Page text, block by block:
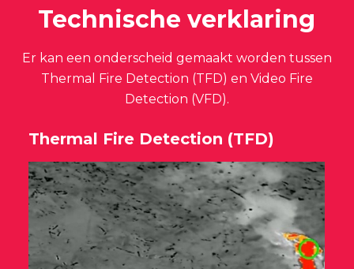
Technische verklaring
Er kan een onderscheid gemaakt worden tussen
Thermal Fire Detection (TFD) en Video Fire
Detection (VFD).
Thermal Fire Detection (TFD)